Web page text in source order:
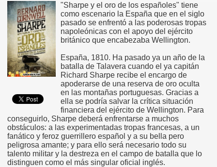
"Sharpe y el oro de los españoles" tiene
como escenario la España que en el siglo
pasado se enfrentó a las poderosas tropas
napoleónicas con el apoyo del ejército
británico que encabezaba Wellington.
España, 1810. Ha pasado ya un año de la
batalla de Talavera cuando el ya capitán
Richard Sharpe recibe el encargo de
apoderarse de una reserva de oro oculta
en las montañas portuguesas. Gracias a
ella se podría salvar la crítica situación
financiera del ejército de Wellington. Para
conseguirlo, Sharpe deberá enfrentarse a muchos
obstáculos: a las experimentadas tropas francesas, a un
fanático y feroz guerrillero español y a su bella pero
peligrosa amante; y para ello será necesario todo su
talento militar y la destreza en el campo de batalla que lo
distinguen como el más singular oficial inglés.